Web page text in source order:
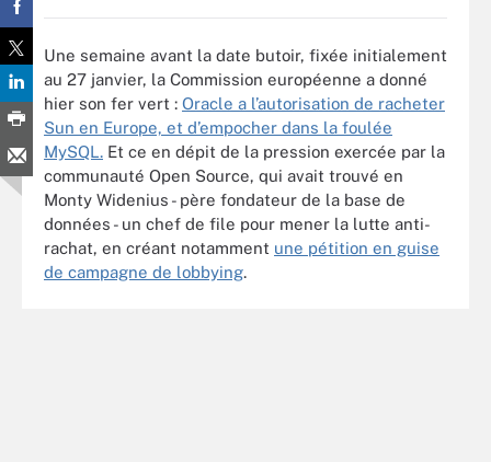
Une semaine avant la date butoir, fixée initialement
au 27 janvier, la Commission européenne a donné
hier son fer vert : Oracle a l’autorisation de racheter
Sun en Europe, et d’empocher dans la foulée
MySQL. Et ce en dépit de la pression exercée par la
communauté Open Source, qui avait trouvé en
Monty Widenius - père fondateur de la base de
données - un chef de file pour mener la lutte anti-
rachat, en créant notamment une pétition en guise
de campagne de lobbying.